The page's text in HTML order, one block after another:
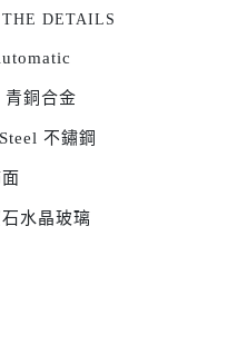
DETAILS
銅合金
不鏽鋼
水晶玻璃